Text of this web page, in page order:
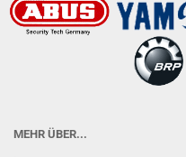
MEHR ÜBER...